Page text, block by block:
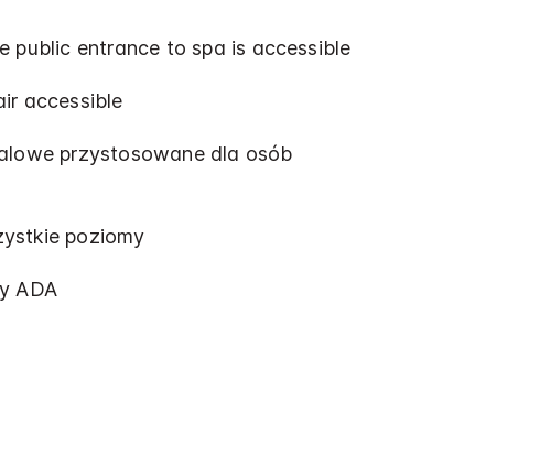
public entrance to spa is accessible​
accessible​
przystosowane dla osób
poziomy
ADA